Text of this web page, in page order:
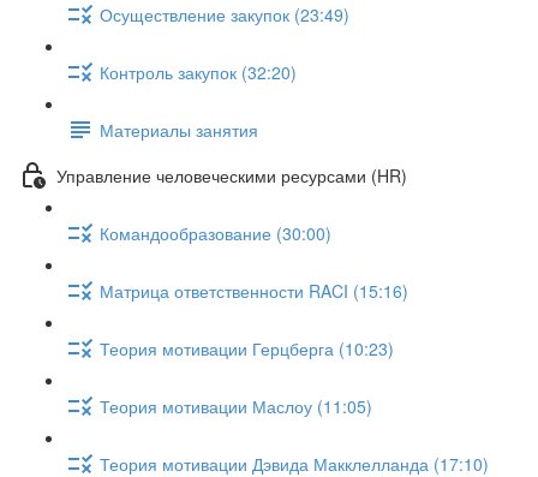
Осуществление закупок (23:49)
Контроль закупок (32:20)
Материалы занятия
Управление человеческими ресурсами (HR)
Командообразование (30:00)
Матрица ответственности RACI (15:16)
Теория мотивации Герцберга (10:23)
Теория мотивации Маслоу (11:05)
Теория мотивации Дэвида Макклелланда (17:10)